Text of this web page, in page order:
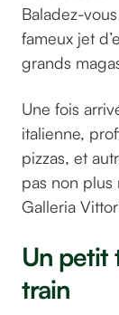
Baladez-
fameux jet
grands
Une fois
italienne,
pizzas, et
pas non
Galleria
Un petit
train